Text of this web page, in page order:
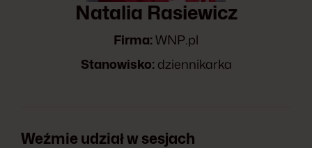
Natalia Rasiewicz
Firma:WNP.pl
Stanowisko:dziennikarka
Weźmie udział w sesjach